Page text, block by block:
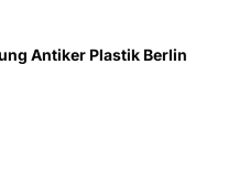
Antiker Plastik Berlin